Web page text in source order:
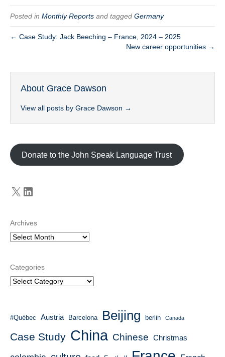
Posted in Monthly Reports and tagged Germany
← Case Study: Jack Beeching – France, 2024 – 2025
New career opportunities →
About Grace Dawson
View all posts by Grace Dawson →
Donate to the John Speak Language Trust
X LinkedIn
Archives
Categories
#Québec Austria Barcelona Beijing berlin Canada
Case Study China Chinese Christmas